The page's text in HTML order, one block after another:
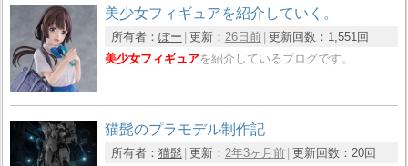
美少女フィギュアを紹介していく。
所有者： ぽー 更新： 26日前 更新回数： 1,551回
美少女フィギュアを紹介しているブログです。
猫髭のプラモデル制作記
所有者： 猫髭 更新： 2年3ヶ月前 更新回数： 20回